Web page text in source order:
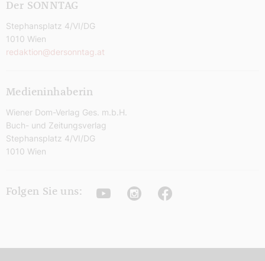
Der SONNTAG
Stephansplatz 4/VI/DG
1010 Wien
redaktion@dersonntag.at
Medieninhaberin
Wiener Dom-Verlag Ges. m.b.H.
Buch- und Zeitungsverlag
Stephansplatz 4/VI/DG
1010 Wien
Folgen Sie uns: YoutubeInstagramFacebook